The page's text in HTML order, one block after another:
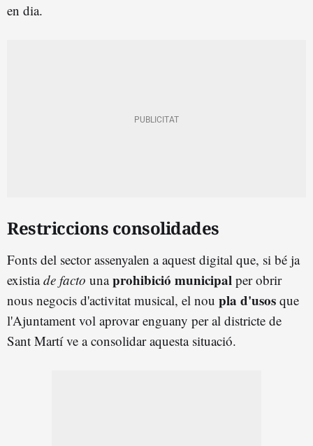
en dia.
Restriccions consolidades
Fonts del sector assenyalen a aquest digital que, si bé ja
existiade facto unaprohibició municipal per obrir
nous negocis d'activitat musical, el nou pla d'usos que
l'Ajuntament vol aprovar enguany per al districte de
Sant Martí ve a consolidar aquesta situació.